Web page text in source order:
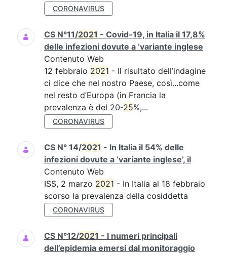
CORONAVIRUS
CS N°11/2021 - Covid-19, in Italia il 17,8%
delle infezioni dovute a ‘variante inglese
Contenuto Web
12 febbraio 2021 - Il risultato dell’indagine
ci dice che nel nostro Paese, così...come
nel resto d’Europa (in Francia la
prevalenza è del 20-25%,...
CORONAVIRUS
CS N° 14/2021 - In Italia il 54% delle
infezioni dovute a ‘variante inglese’, il
Contenuto Web
ISS, 2 marzo 2021 - In Italia al 18 febbraio
scorso la prevalenza della cosiddetta
CORONAVIRUS
CS N°12/2021 - I numeri principali
dell’epidemia emersi dal monitoraggio